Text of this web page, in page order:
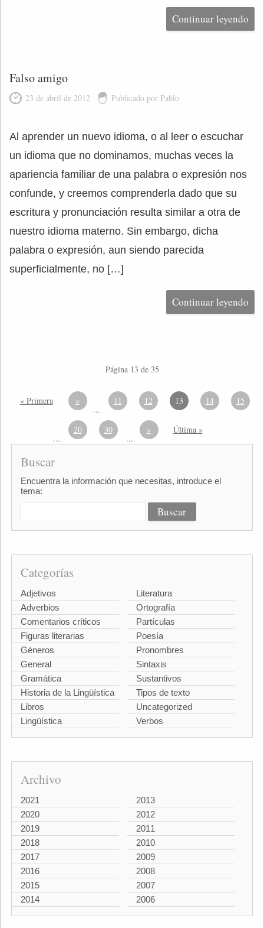
Continuar leyendo
Falso amigo
23 de abril de 2012 Publicado por Pablo
Al aprender un nuevo idioma, o al leer o escuchar
un idioma que no dominamos, muchas veces la
apariencia familiar de una palabra o expresión nos
confunde, y creemos comprenderla dado que su
escritura y pronunciación resulta similar a otra de
nuestro idioma materno. Sin embargo, dicha
palabra o expresión, aun siendo parecida
superficialmente, no […]
Continuar leyendo
Página 13 de 35
« Primera «
...
11 12 13 14 15
...
20 30
...
» Última »
Buscar
Encuentra la información que necesitas, introduce el
tema:
Categorías
Adjetivos
Adverbios
Comentarios críticos
Figuras literarias
Géneros
General
Gramática
Historia de la Lingüística
Libros
Lingüística
Literatura
Ortografía
Partículas
Poesía
Pronombres
Sintaxis
Sustantivos
Tipos de texto
Uncategorized
Verbos
Archivo
2021
2020
2019
2018
2017
2016
2015
2014
2013
2012
2011
2010
2009
2008
2007
2006